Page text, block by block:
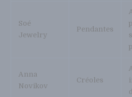
Soé
Jewelry
Pendantes
Anna
Novikov
Créoles